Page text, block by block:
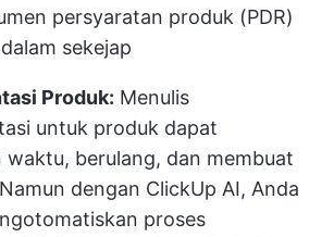
persyaratan produk (PDR)
sekejap
Produk: Menulis
untuk produk dapat
waktu, berulang, dan membuat
dengan ClickUp AI, Anda
proses